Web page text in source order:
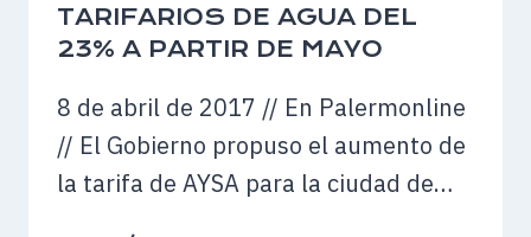
TARIFARIOS DE AGUA DEL
23% A PARTIR DE MAYO
8 de abril de 2017 // En Palermonline
// El Gobierno propuso el aumento de
la tarifa de AYSA para la ciudad de…